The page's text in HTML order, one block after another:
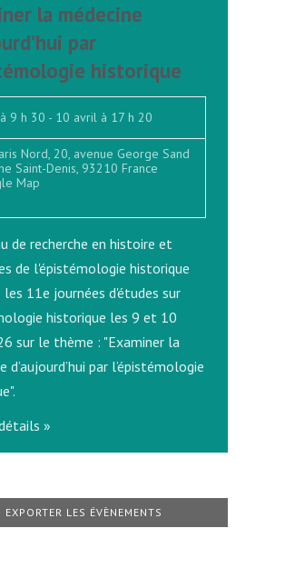
la médecine
par
historique
9 h 30 - 10 avril à 17 h 20
Nord, 20, avenue George Sand
Saint-Denis, 93210 France
Map
de recherche en histoire et
de l'épistémologie historique
les 11e journées d'études sur
historique les 9 et 10
sur le thème : "Examiner la
d’aujourd’hui par l’épistémologie
»
EXPORTER LES ÉVÈNEMENTS